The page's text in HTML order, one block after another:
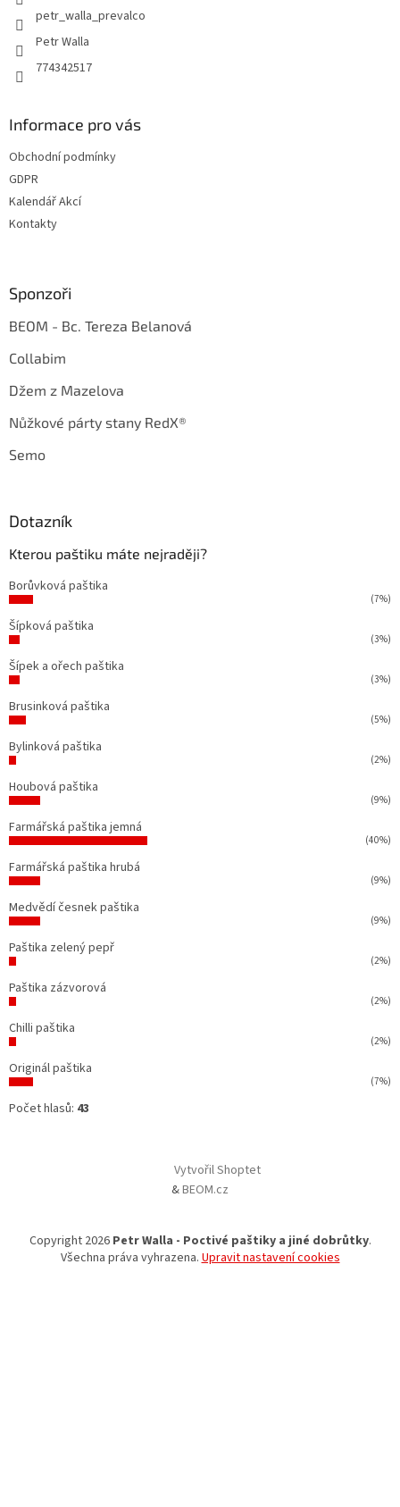
petr_walla_prevalco
Petr Walla
774342517
Informace pro vás
Obchodní podmínky
GDPR
Kalendář Akcí
Kontakty
Sponzoři
BEOM - Bc. Tereza Belanová
Collabim
Džem z Mazelova
Nůžkové párty stany RedX®
Semo
Dotazník
Kterou paštiku máte nejraději?
Borůvková paštika
(7%)
Šípková paštika
(3%)
Šípek a ořech paštika
(3%)
Brusinková paštika
(5%)
Bylinková paštika
(2%)
Houbová paštika
(9%)
Farmářská paštika jemná
(40%)
Farmářská paštika hrubá
(9%)
Medvědí česnek paštika
(9%)
Paštika zelený pepř
(2%)
Paštika zázvorová
(2%)
Chilli paštika
(2%)
Originál paštika
(7%)
Počet hlasů: 43
Vytvořil Shoptet
&BEOM.cz
Copyright 2026 Petr Walla - Poctivé paštiky a jiné dobrůtky.
Všechna práva vyhrazena. Upravit nastavení cookies